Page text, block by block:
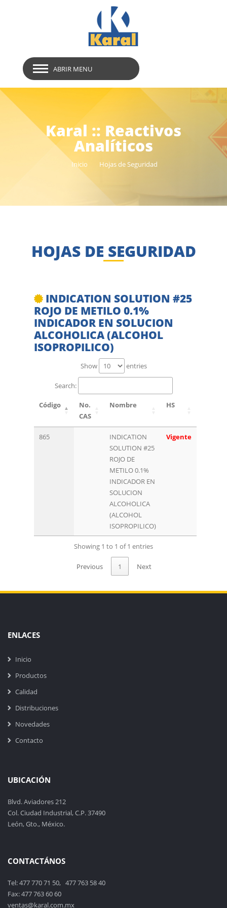
ABRIR MENU
Karal :: Reactivos
Analíticos
Inicio Hojas de Seguridad
HOJAS DE SEGURIDAD
INDICATION SOLUTION #25
ROJO DE METILO 0.1%
INDICADOR EN SOLUCION
ALCOHOLICA (ALCOHOL
ISOPROPILICO)
Show entries
Search:
Código
No.
CAS
Nombre HS
865
INDICATION
SOLUTION #25
ROJO DE
METILO 0.1%
INDICADOR EN
SOLUCION
ALCOHOLICA
(ALCOHOL
ISOPROPILICO)
Vigente
Showing 1 to 1 of 1 entries
Previous 1 Next
ENLACES
Inicio
Productos
Calidad
Distribuciones
Novedades
Contacto
UBICACIÓN
Blvd. Aviadores 212
Col. Ciudad Industrial, C.P. 37490
León, Gto., México.
CONTACTÁNOS
Tel: 477 770 71 50, 477 763 58 40
Fax: 477 763 60 60
ventas@karal.com.mx